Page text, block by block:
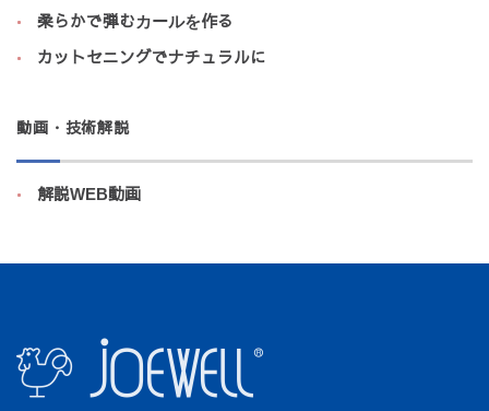
柔らかで弾むカールを作る
カットセニングでナチュラルに
動画・技術解説
解説WEB動画